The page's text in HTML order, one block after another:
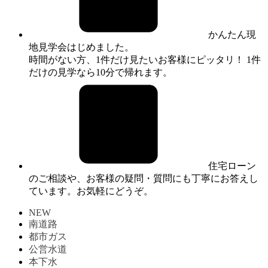
かんたん現
地見学会はじめました。
時間がない方、1件だけ見たいお客様にピッタリ！ 1件
だけの見学なら10分で帰れます。
住宅ローン
のご相談や、お客様の疑問・質問にも丁寧にお答えし
ています。お気軽にどうぞ。
NEW
南道路
都市ガス
公営水道
本下水